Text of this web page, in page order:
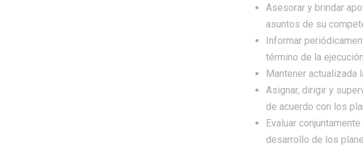
Asesorar y brindar
asuntos de su
Informar
término de la
Mantener actualizada
Asignar, dirigir y
de acuerdo con los
Evaluar
desarrollo de los